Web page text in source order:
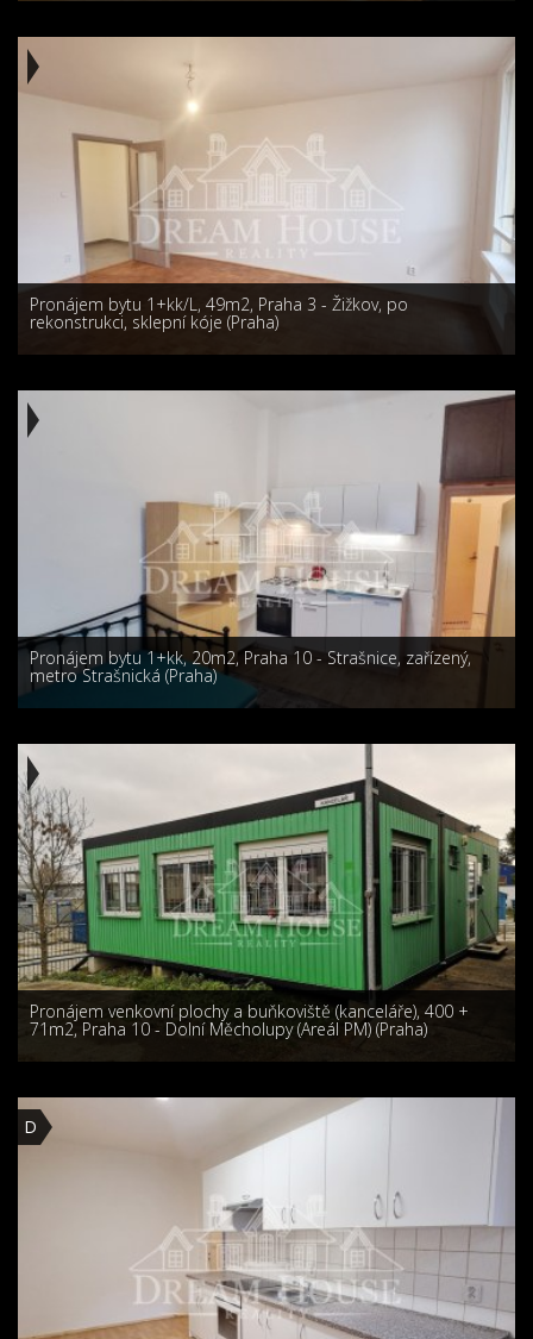
Pronájem bytu 1+kk/L, 49m2, Praha 3 - Žižkov, po
rekonstrukci, sklepní kóje (Praha)
Pronájem bytu 1+kk, 20m2, Praha 10 - Strašnice, zařízený,
metro Strašnická (Praha)
Pronájem venkovní plochy a buňkoviště (kanceláře), 400 +
71m2, Praha 10 - Dolní Měcholupy (Areál PM) (Praha)
D